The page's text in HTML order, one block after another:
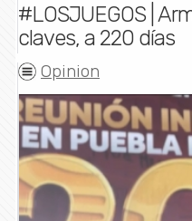
#LOSJUEGOS |
claves, a 220 días
Opinion